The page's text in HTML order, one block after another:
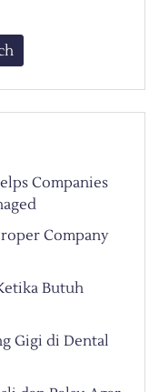
Companies
Company
Butuh
Gigi di Dental